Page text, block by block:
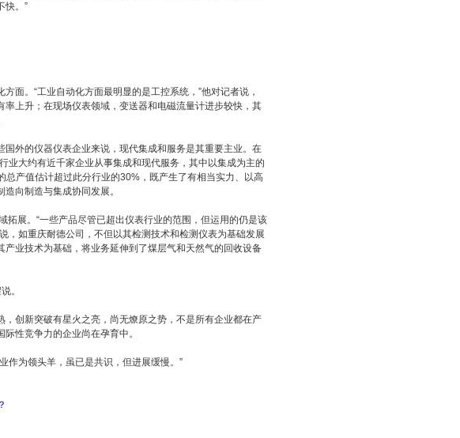
快。”
。“工业自动化方面最明显的是工控系统，”他对记者说，
上升；在现场仪表领域，变送器和电磁流量计进步较快，其
外的仪器仪表企业来说，现代集成和服务是其重要主业。在
大约有近千家企业从事集成和现代服务，其中以集成为主的
产值估计超过此分行业的30%，既产生了有相当实力、以高
向制造与集成协同发展。
展。“一些产品尽管已超出仪表行业的范围，但运用的仍是该
，如重庆耐德公司，不但以其检测技术和检测仪表为基础发展
业技术为基础，将业务延伸到了煤层气和天然气的回收设备
。
创新突破有星火之亮，尚无燎原之势，不是所有企业都在产
性竞争力的企业尚在孕育中。
为领头羊，虽已是共识，但进展缓慢。”